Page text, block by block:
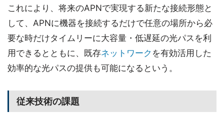
これにより、将来のAPNで実現する新たな接続形態と
して、APNに機器を接続するだけで任意の場所から必
要な時だけタイムリーに大容量・低遅延の光パスを利
用できるとともに、既存ネットワーク を有効活用した
効率的な光パスの提供も可能になるという。
従来技術の課題